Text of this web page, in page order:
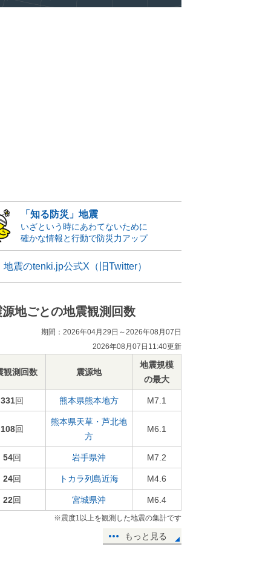
「知る防災」地震
いざという時にあわてないために
確かな情報と行動で防災力アップ
地震のtenki.jp公式X（旧Twitter）
源地ごとの地震観測回数
期間：2026年04月29日～2026年08月07日
2026年08月07日11:40更新
観測回数 震源地
地震規模
の最大
331回 熊本県熊本地方 M7.1
108回
熊本県天草・芦北地
方
M6.1
54回 岩手県沖 M7.2
24回 トカラ列島近海 M4.6
22回 宮城県沖 M6.4
※震度1以上を観測した地震の集計です
もっと見る